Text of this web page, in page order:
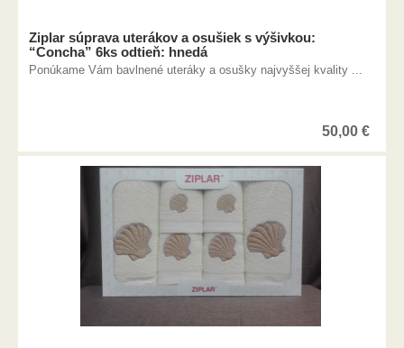
Ziplar súprava uterákov a osušiek s výšivkou:
“Concha” 6ks odtieň: hnedá
Ponúkame Vám bavlnené uteráky a osušky najvyššej kvality ...
50,00 €